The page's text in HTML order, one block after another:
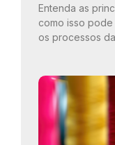
Entenda as
como isso
os processos